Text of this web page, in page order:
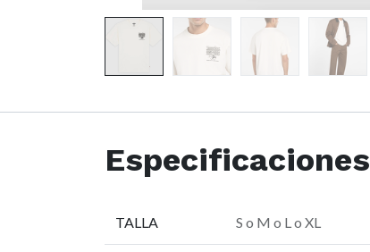
Especificaciones
TALLA S o M o Lo XL